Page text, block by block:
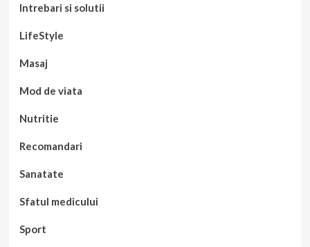
Intrebari si solutii
LifeStyle
Masaj
Mod de viata
Nutritie
Recomandari
Sanatate
Sfatul medicului
Sport